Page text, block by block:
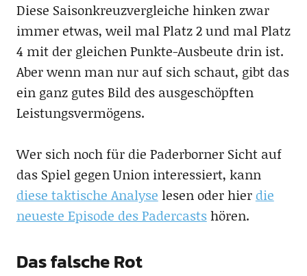
Diese Saisonkreuzvergleiche hinken zwar
immer etwas, weil mal Platz 2 und mal Platz
4 mit der gleichen Punkte-Ausbeute drin ist.
Aber wenn man nur auf sich schaut, gibt das
ein ganz gutes Bild des ausgeschöpften
Leistungsvermögens.
Wer sich noch für die Paderborner Sicht auf
das Spiel gegen Union interessiert, kann
diese taktische Analyse lesen oder hier die
neueste Episode des Padercastshören.
Das falsche Rot